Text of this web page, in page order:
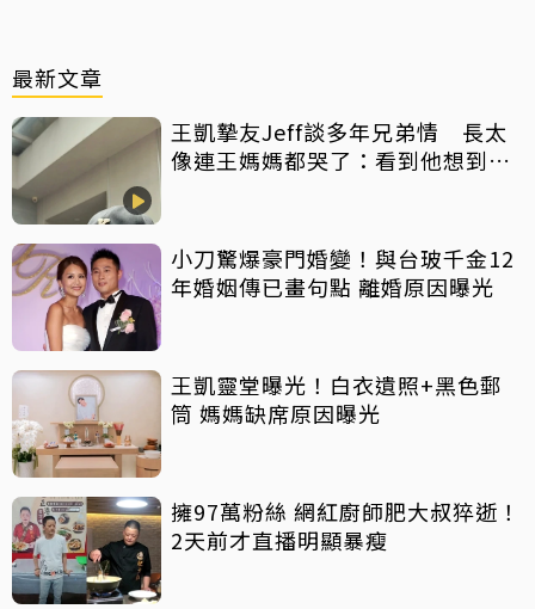
最新文章
王凱摯友Jeff談多年兄弟情 長太
像連王媽媽都哭了：看到他想到兒
小刀驚爆豪門婚變！與台玻千金12
年婚姻傳已畫句點 離婚原因曝光
王凱靈堂曝光！白衣遺照+黑色郵
筒 媽媽缺席原因曝光
擁97萬粉絲 網紅廚師肥大叔猝逝！
2天前才直播明顯暴瘦